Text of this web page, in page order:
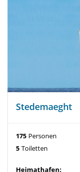
Stedemaeght
175 Personen
5 Toiletten
Heimathafen: